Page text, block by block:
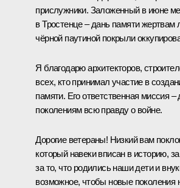
прислужники. Заложенный в июне
в Тростенце – дань памяти жертвам
чёрной паутиной покрыли
Я благодарю архитекторов,
всех, кто принимал участие в
памяти. Его ответственная миссия
поколениям всю правду о войне.
Дорогие ветераны! Низкий вам
который навеки вписан в историю,
за то, что родились наши дети и
возможное, чтобы новые поколения